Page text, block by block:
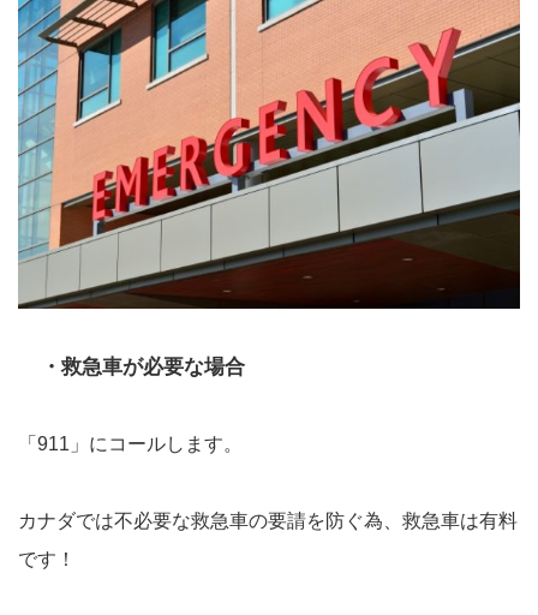
・救急車が必要な場合
「911」にコールします。
カナダでは不必要な救急車の要請を防ぐ為、救急車は有料
です！